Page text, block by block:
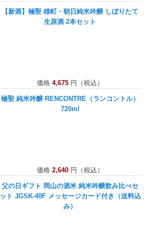
【新酒】極聖 雄町・朝日純米吟醸 しぼりたて
生原酒 2本セット
価格 4,675円（税込）
極聖 純米吟醸 RENCONTRE（ランコントル）
720ml
価格 2,640円（税込）
父の日ギフト 岡山の酒米 純米吟醸飲み比べセ
ット JGSK-40F メッセージカード付き（送料込
み）